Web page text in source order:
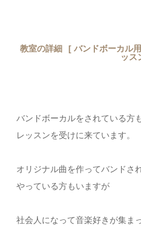
教室の詳細 [ バンドボーカル
ッス
バンドボーカルをされている方
レッスンを受けに来ています。
オリジナル曲を作ってバンドさ
やっている方もいますが
社会人になって音楽好きが集ま